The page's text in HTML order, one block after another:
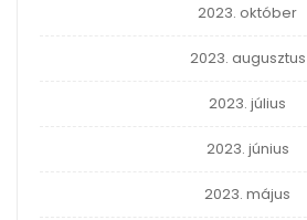
2023. október
2023. augusztus
2023. július
2023. június
2023. május